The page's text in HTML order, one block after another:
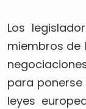
Los
miembros de
para
leyes